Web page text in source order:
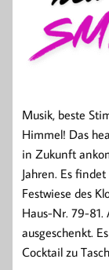
Musik, beste
Himmel! Das
in Zukunft
Jahren. Es
Festwiese des
Haus-Nr. 79-81.
ausgeschenkt.
Cocktail zu